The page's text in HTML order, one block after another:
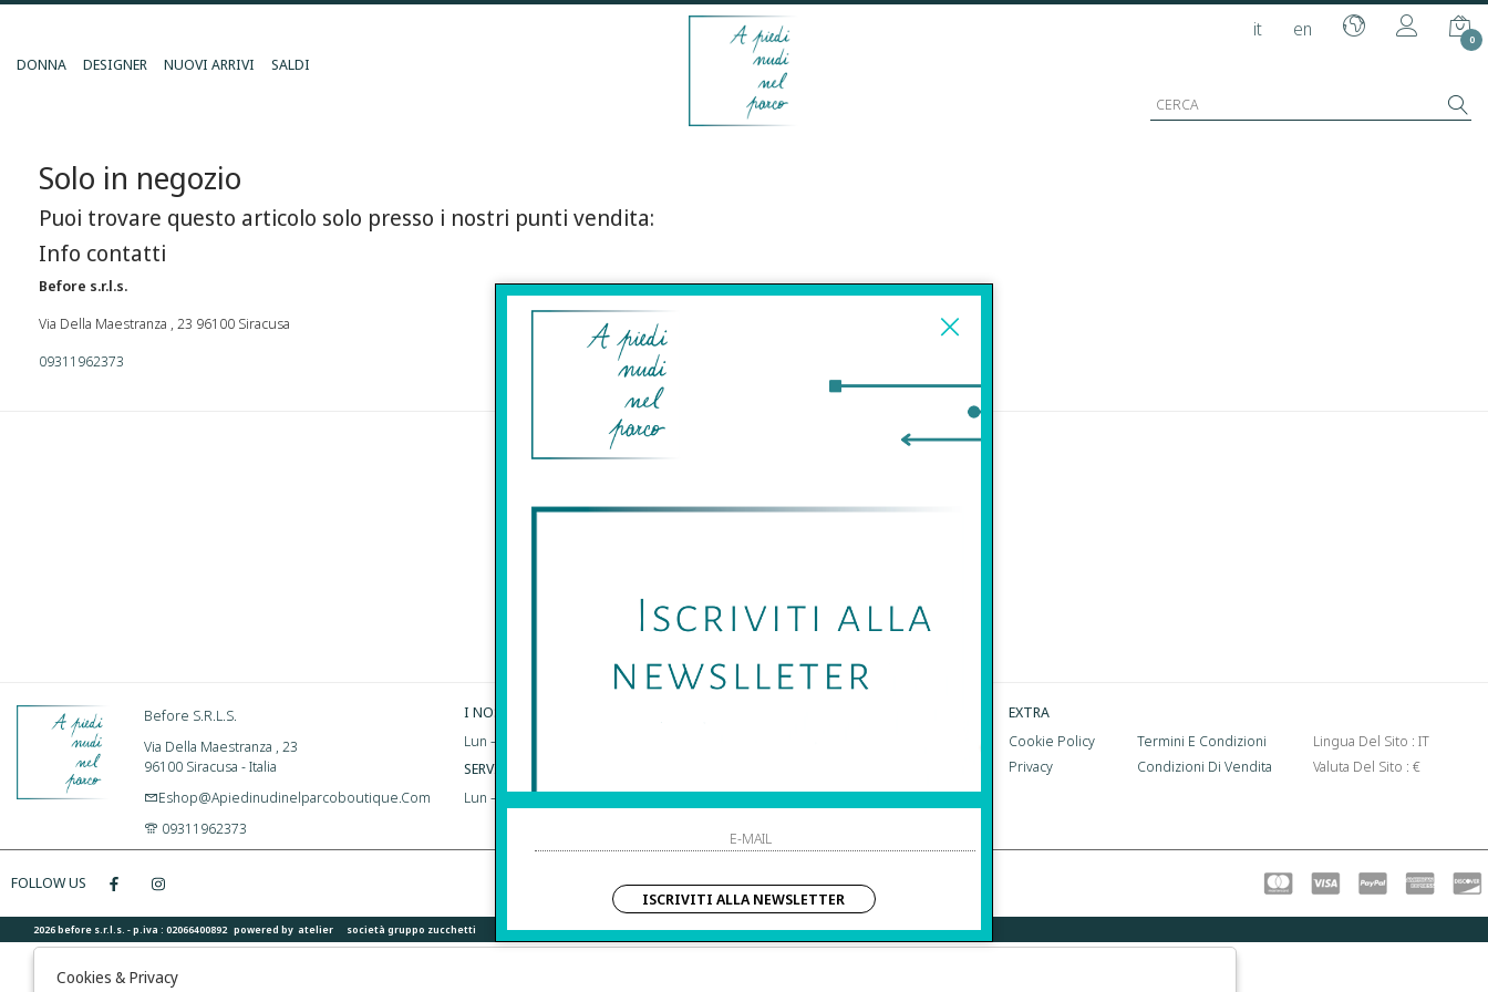
it en 0
DONNA DESIGNER NUOVI ARRIVI SALDI
Solo in negozio
Puoi trovare questo articolo solo presso i nostri punti vendita:
Info contatti
Before s.r.l.s.
Via Della Maestranza , 23 96100 Siracusa
09311962373
ISCRIVITI ALLA
NEWSLETTER
HO LETTO ED ACCETTATO LE CONDIZIONI SULLA PRIVACY.
Before S.r.l.s.
Via Della Maestranza , 23
96100 Siracusa - Italia
Eshop@apiedinudinelparcoboutique.com
09311962373
I NOSTRI ORARI:
Lun – Sab | 10:00 – 20:00
SERVIZIO CLIENTI:
Lun – Dom | 10:00 – 20:00
Pagamenti
EXTRA
Cookie Policy
Privacy
Termini E Condizioni
Condizioni Di Vendita
Lingua Del Sito : IT
Valuta Del Sito : €
FOLLOW US
2026 before s.r.l.s. - p.iva : 02066400892 powered by atelier società gruppo zucchetti
ISCRIVITI ALLA NEWSLETTER
Cookies & Privacy